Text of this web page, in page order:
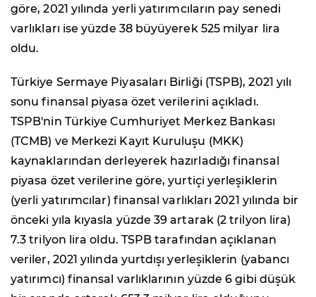
göre, 2021 yılında yerli yatırımcıların pay senedi
varlıkları ise yüzde 38 büyüyerek 525 milyar lira
oldu.
Türkiye Sermaye Piyasaları Birliği (TSPB), 2021 yılı
sonu finansal piyasa özet verilerini açıkladı.
TSPB'nin Türkiye Cumhuriyet Merkez Bankası
(TCMB) ve Merkezi Kayıt Kuruluşu (MKK)
kaynaklarından derleyerek hazırladığı finansal
piyasa özet verilerine göre, yurtiçi yerleşiklerin
(yerli yatırımcılar) finansal varlıkları 2021 yılında bir
önceki yıla kıyasla yüzde 39 artarak (2 trilyon lira)
7.3 trilyon lira oldu. TSPB tarafından açıklanan
veriler, 2021 yılında yurtdışı yerleşiklerin (yabancı
yatırımcı) finansal varlıklarının yüzde 6 gibi düşük